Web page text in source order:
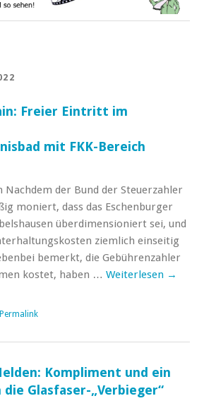
Freier Eintritt im
mit FKK-Bereich
Nachdem der Bund der Steuerzahler
moniert, dass das Eschenburger
überdimensioniert sei, und
ziemlich einseitig
bemerkt, die Gebührenzahler
kostet, haben … Weiterlesen →
Permalink
Kompliment und ein
die Glasfaser-„Verbieger“